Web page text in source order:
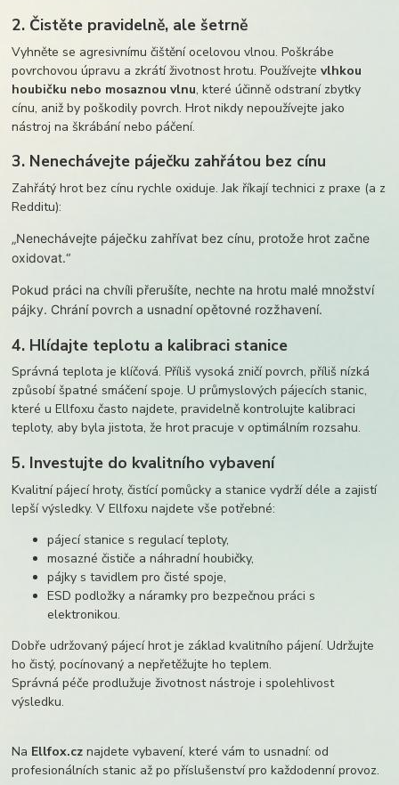
2. Čistěte pravidelně, ale šetrně
Vyhněte se agresivnímu čištění ocelovou vlnou. Poškrábe
povrchovou úpravu a zkrátí životnost hrotu. Používejtevlhkou
houbičku nebo mosaznou vlnu, které účinně odstraní zbytky
cínu, aniž by poškodily povrch. Hrot nikdy nepoužívejte jako
nástroj na škrábání nebo páčení.
3. Nenechávejte páječku zahřátou bez cínu
Zahřátý hrot bez cínu rychle oxiduje. Jak říkají technici z praxe (a z
Redditu):
„Nenechávejte páječku zahřívat bez cínu, protože hrot začne
oxidovat.“
Pokud práci na chvíli přerušíte, nechte na hrotu malé množství
pájky. Chrání povrch a usnadní opětovné rozžhavení.
4. Hlídajte teplotu a kalibraci stanice
Správná teplota je klíčová. Příliš vysoká zničí povrch, příliš nízká
způsobí špatné smáčení spoje. U průmyslových pájecích stanic,
které u Ellfoxu často najdete, pravidelně kontrolujte kalibraci
teploty, aby byla jistota, že hrot pracuje v optimálním rozsahu.
5. Investujte do kvalitního vybavení
Kvalitní pájecí hroty, čistící pomůcky a stanice vydrží déle a zajistí
lepší výsledky. V Ellfoxu najdete vše potřebné:
pájecí stanice s regulací teploty,
mosazné čističe a náhradní houbičky,
pájky s tavidlem pro čisté spoje,
ESD podložky a náramky pro bezpečnou práci s
elektronikou.
Dobře udržovaný pájecí hrot je základ kvalitního pájení. Udržujte
ho čistý, pocínovaný a nepřetěžujte ho teplem.
Správná péče prodlužuje životnost nástroje i spolehlivost
výsledku.
Na Ellfox.cz najdete vybavení, které vám to usnadní: od
profesionálních stanic až po příslušenství pro každodenní provoz.